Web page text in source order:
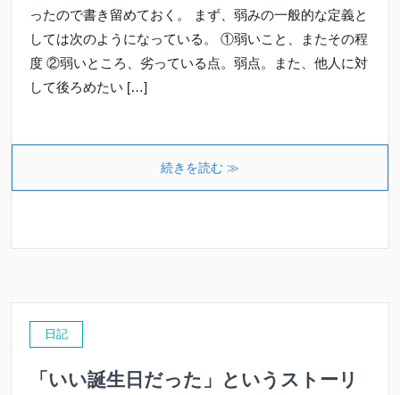
ったので書き留めておく。 まず、弱みの一般的な定義と
しては次のようになっている。 ①弱いこと、またその程
度 ②弱いところ、劣っている点。弱点。また、他人に対
して後ろめたい […]
続きを読む ≫
日記
「いい誕生日だった」というストーリ